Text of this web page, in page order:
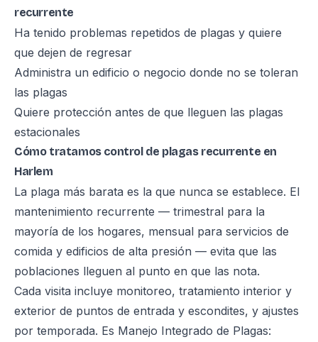
recurrente
Ha tenido problemas repetidos de plagas y quiere
que dejen de regresar
Administra un edificio o negocio donde no se toleran
las plagas
Quiere protección antes de que lleguen las plagas
estacionales
Cómo tratamos control de plagas recurrente en
Harlem
La plaga más barata es la que nunca se establece. El
mantenimiento recurrente — trimestral para la
mayoría de los hogares, mensual para servicios de
comida y edificios de alta presión — evita que las
poblaciones lleguen al punto en que las nota.
Cada visita incluye monitoreo, tratamiento interior y
exterior de puntos de entrada y escondites, y ajustes
por temporada. Es Manejo Integrado de Plagas: